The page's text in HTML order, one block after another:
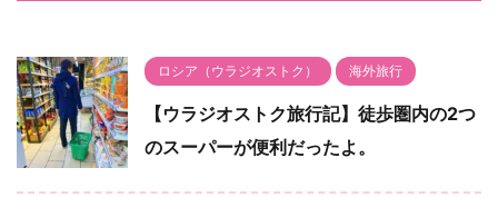
ロシア（ウラジオストク） 海外旅行
【ウラジオストク旅行記】徒歩圏内の2つ
のスーパーが便利だったよ。